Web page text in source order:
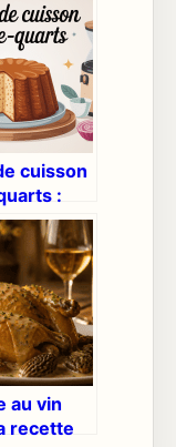
cuisson
:
et
inratables
au vin
recette